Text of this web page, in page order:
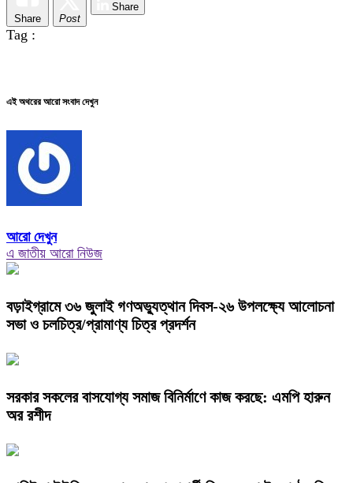
Share Post
Share
Tag :
এই অথরের আরো সংবাদ দেখুন
আরো দেখুন
এ জাতীয় আরো নিউজ
বড়াইগ্রামে ৩৬ জুলাই গণঅভ্যুত্থান দিবস-২৬ উপলক্ষ্যে আলোচনা
সভা ও চলচিত্র/প্রামাণ্য চিত্র প্রদর্শন
সরকার সকলের বাসযোগ্য সমাজ বিনির্মাণে কাজ করছে: এমপি হারুন
অর রশীদ